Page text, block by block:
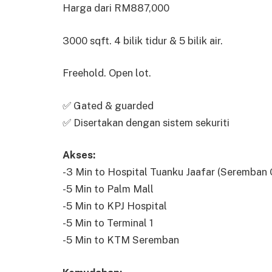
Harga dari RM887,000
3000 sqft. 4 bilik tidur & 5 bilik air.
Freehold. Open lot.
✅ Gated & guarded
✅ Disertakan dengan sistem sekuriti
Akses:
-3 Min to Hospital Tuanku Jaafar (Seremban
-5 Min to Palm Mall
-5 Min to KPJ Hospital
-5 Min to Terminal 1
-5 Min to KTM Seremban